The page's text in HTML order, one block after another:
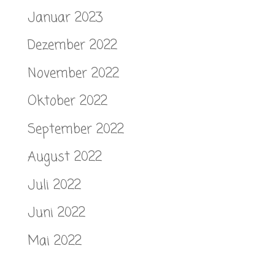
Januar 2023
Dezember 2022
November 2022
Oktober 2022
September 2022
August 2022
Juli 2022
Juni 2022
Mai 2022